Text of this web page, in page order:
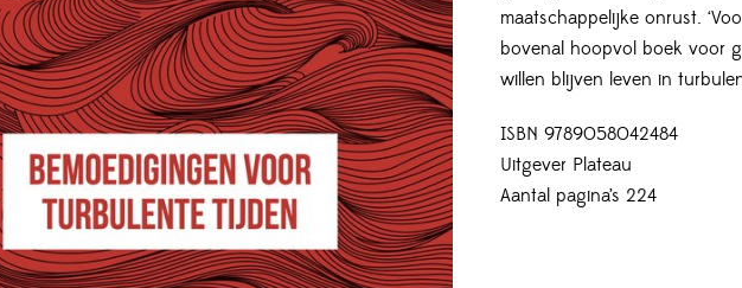
maatschappelijke onrust.
bovenal hoopvol boek voor
willen blijven leven in
ISBN 9789058042484
Uitgever Plateau
Aantal pagina’s 224